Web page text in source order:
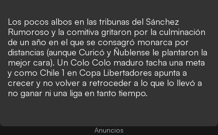
Los pocos albos en las tribunas del Sánchez
Rumoroso y la comitiva gritaron por la culminación
de un año en el que se consagró monarca por
distancias (aunque Curicó y Ñublense le plantaron la
mejor cara). Un Colo Colo maduro tacha una meta
y como Chile 1 en Copa Libertadores apunta a
crecer y no volver a retroceder a lo que lo llevó a
no ganar ni una liga en tanto tiempo.
Anuncios